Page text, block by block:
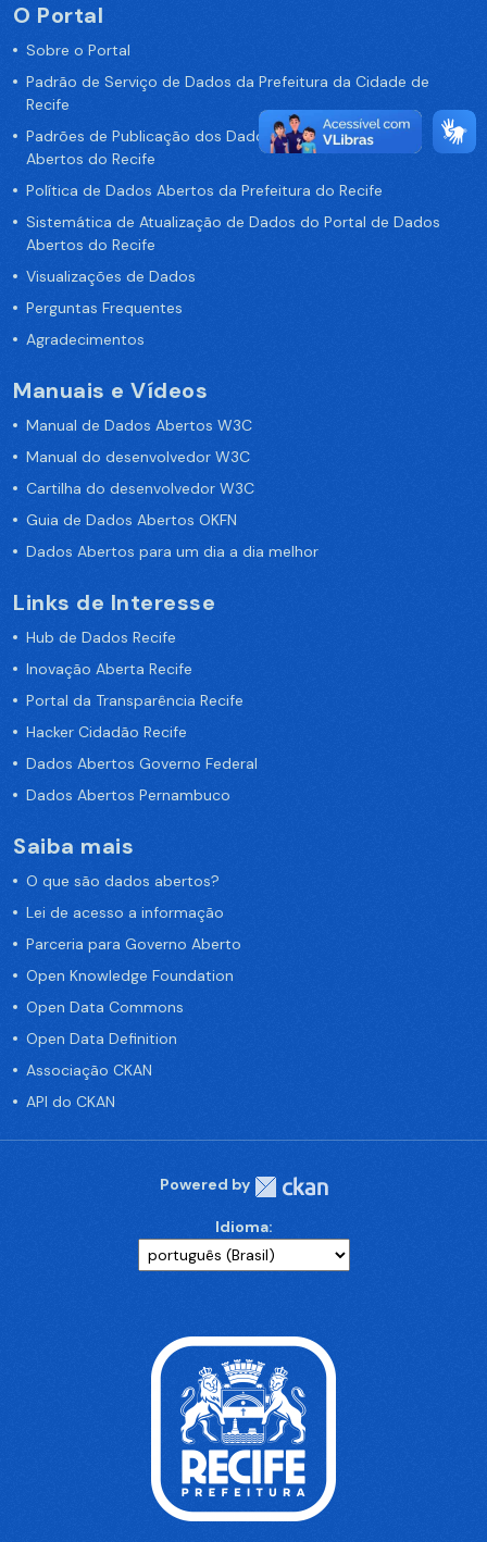
O Portal
Sobre o Portal
Padrão de Serviço de Dados da Prefeitura da Cidade de
Recife
Padrões de Publicação dos Dados no Portal de Dados
Abertos do Recife
Política de Dados Abertos da Prefeitura do Recife
Sistemática de Atualização de Dados do Portal de Dados
Abertos do Recife
Visualizações de Dados
Perguntas Frequentes
Agradecimentos
Manuais e Vídeos
Manual de Dados Abertos W3C
Manual do desenvolvedor W3C
Cartilha do desenvolvedor W3C
Guia de Dados Abertos OKFN
Dados Abertos para um dia a dia melhor
Links de Interesse
Hub de Dados Recife
Inovação Aberta Recife
Portal da Transparência Recife
Hacker Cidadão Recife
Dados Abertos Governo Federal
Dados Abertos Pernambuco
Saiba mais
O que são dados abertos?
Lei de acesso a informação
Parceria para Governo Aberto
Open Knowledge Foundation
Open Data Commons
Open Data Definition
Associação CKAN
API do CKAN
Powered by
Idioma